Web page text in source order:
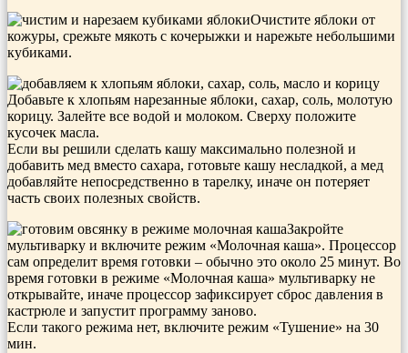
Очистите яблоки от
кожуры, срежьте мякоть с кочерыжки и нарежьте небольшими
кубиками.
Добавьте к хлопьям нарезанные яблоки, сахар, соль, молотую
корицу. Залейте все водой и молоком. Сверху положите
кусочек масла.
Если вы решили сделать кашу максимально полезной и
добавить мед вместо сахара, готовьте кашу несладкой, а мед
добавляйте непосредственно в тарелку, иначе он потеряет
часть своих полезных свойств.
Закройте
мультиварку и включите режим «Молочная каша». Процессор
сам определит время готовки – обычно это около 25 минут. Во
время готовки в режиме «Молочная каша» мультиварку не
открывайте, иначе процессор зафиксирует сброс давления в
кастрюле и запустит программу заново.
Если такого режима нет, включите режим «Тушение» на 30
мин.